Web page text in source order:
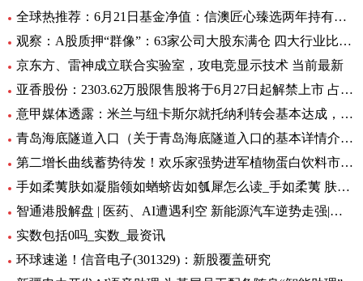
全球热推荐：6月21日基金净值：信澳匠心臻选两年持有期混合最新净值1.1771，跌4.47%
观察：A股质押“群像”：63家公司大股东满仓 四大行业比例大降
京东方、雷神成立联合实验室，攻电竞显示技术 当前最新
亚香股份：2303.62万股限售股将于6月27日起解禁上市 占公司总股本的28.51%
意甲媒体透露：米兰与纽卡斯尔就托纳利转会基本达成，球员已答应 环球新资讯
青岛海底隧道入口（关于青岛海底隧道入口的基本详情介绍）
第二增长曲线蓄势待发！欢乐家强势进军植物蛋白饮料市场 今日热讯
手如柔荑肤如凝脂领如蝤蛴齿如瓠犀怎么读_手如柔荑 肤如凝脂 领如蝤蛴 齿如瓠犀 螓首蛾眉 巧笑倩兮 美
智通港股解盘 | 医药、AI遭遇利空 新能源汽车逆势走强|环球播资讯
实数包括0吗_实数_最资讯
环球速递！信音电子(301329)：新股覆盖研究